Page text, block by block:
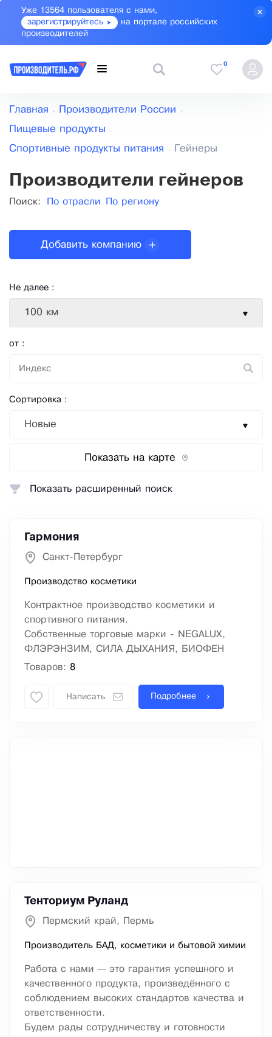
Уже 13564 пользователя с нами,
зарегистрируйтесь
на портале российских
производителей
0
Главная Производители России
Пищевые продукты
Спортивные продукты питания Гейнеры
Производители гейнеров
Поиск: По отрасли По региону
Не далее :
100 км
от :
Сортировка :
Новые
Показать на карте
Добавить компанию
Гармония
Санкт-Петербург
Производство косметики
Контрактное производство косметики и
спортивного питания.
Собственные торговые марки - NEGALUX,
ФЛЭРЭНЗИМ, СИЛА ДЫХАНИЯ, БИОФЕН
Товаров: 8
Написать Подробнее
Тенториум Руланд
Пермский край, Пермь
Производитель БАД, косметики и бытовой химии
Работа с нами — это гарантия успешного и
качественного продукта, произведённого с
соблюдением высоких стандартов качества и
ответственности.
Будем рады сотрудничеству и готовности
Показать расширенный поиск